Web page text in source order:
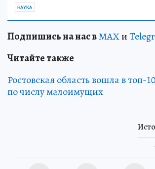
НАУКА
Подпишись на нас вМАХи
Читайте также
Ростовская область вошла в топ-
по числу малоимущих